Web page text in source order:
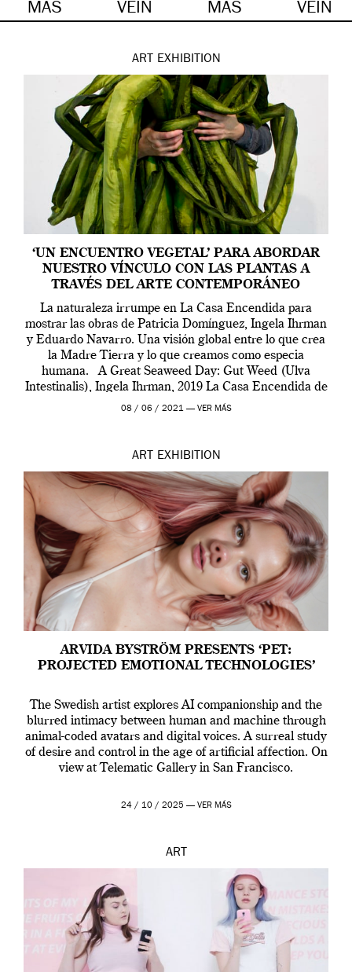
MÁS VEIN MÁS VEIN
ART EXHIBITION
‘UN ENCUENTRO VEGETAL’ PARA ABORDAR
NUESTRO VÍNCULO CON LAS PLANTAS A
TRAVÉS DEL ARTE CONTEMPORÁNEO
La naturaleza irrumpe en La Casa Encendida para
mostrar las obras de Patricia Domínguez, Ingela Ihrman
y Eduardo Navarro. Una visión global entre lo que crea
la Madre Tierra y lo que creamos como especia
humana. A Great Seaweed Day: Gut Weed (Ulva
Intestinalis), Ingela Ihrman, 2019 La Casa Encendida de
Madrid y la Wellcome […]
08 / 06 / 2021 — VER MÁS
ART EXHIBITION
ARVIDA BYSTRÖM PRESENTS ‘PET:
PROJECTED EMOTIONAL TECHNOLOGIES’
The Swedish artist explores AI companionship and the
blurred intimacy between human and machine through
animal-coded avatars and digital voices. A surreal study
of desire and control in the age of artificial affection. On
view at Telematic Gallery in San Francisco.
24 / 10 / 2025 — VER MÁS
ART